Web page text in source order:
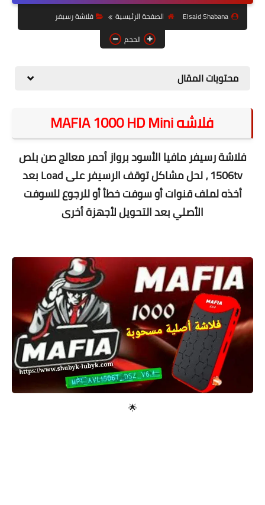
حل مشاكل الهواتف الذكية
تحديث الرسيفرات
أدعية إسلامية
قصة وعبرة
حماية
أخبار وتكنولوجيا
أدوات كهربائية
كوميدي
معلومات عامة
Elsaid Shabana الصفحة الرئيسية
فلاشة رسيفر
الحجم
محتويات المقال
فلاشه MAFIA 1000 HD Mini
فلاشة رسيفر مافيا الأسود برواز أحمر معالج صن بلص
1506tv ، لحل مشاكل توقف الرسيفر على Load ب
عد
أخذه لملف قنوات أو سوفت خطأ أو للرجوع للسوفت
الأصلي بعد التحويل لأجهزة أخرى
🌟